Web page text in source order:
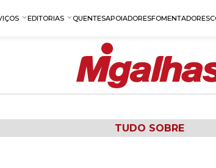
EDITORIAS QUENTESAPOIADORESFOMENTADORES
TUDO SOBRE